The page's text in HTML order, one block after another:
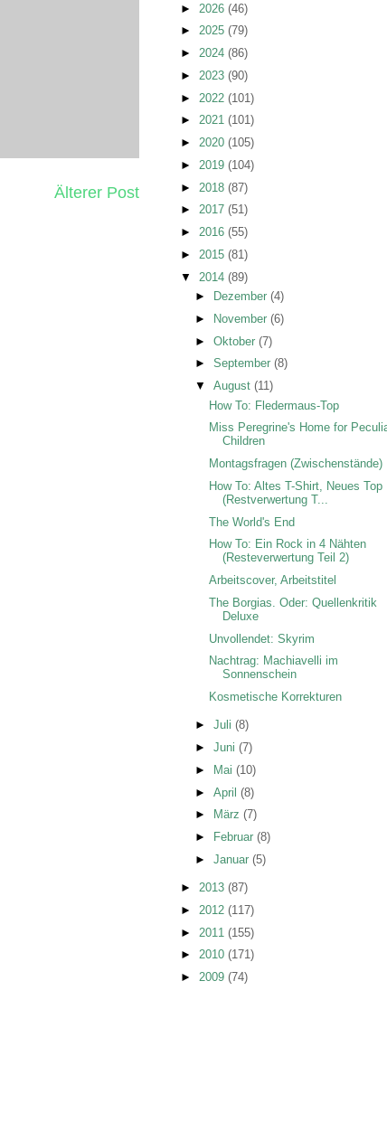
Älterer Post
► 2026 (46)
► 2025 (79)
► 2024 (86)
► 2023 (90)
► 2022 (101)
► 2021 (101)
► 2020 (105)
► 2019 (104)
► 2018 (87)
► 2017 (51)
► 2016 (55)
► 2015 (81)
▼ 2014 (89)
►
Dezember (4)
►
November (6)
► Oktober (7)
► September (8)
▼ August (11)
How To: Fledermaus-Top
Miss Peregrine's Home for
Children
Montagsfragen (Zwischenstände)
How To: Altes T-Shirt, Neues Top
(Restverwertung T...
The World's End
How To: Ein Rock in 4 Nähten
(Resteverwertung Teil 2)
Arbeitscover, Arbeitstitel
The Borgias. Oder: Quellenkritik
Deluxe
Unvollendet: Skyrim
Nachtrag: Machiavelli im
Sonnenschein
Kosmetische Korrekturen
► Juli (8)
► Juni (7)
►
Mai (10)
► April (8)
►
März (7)
►
Februar (8)
► Januar (5)
► 2013 (87)
► 2012 (117)
► 2011 (155)
► 2010 (171)
► 2009 (74)